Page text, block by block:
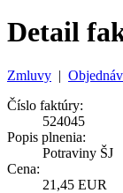
Detail
Zmluvy |
Číslo faktúry:
524045
Popis plnenia:
Potraviny ŠJ
Cena:
21,45 EUR